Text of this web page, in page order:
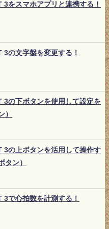
をスマホアプリと連携する！
の文字盤を変更する！
3の下ボタンを使用して設定を
）
3の上ボタンを活用して操作す
タン）
で心拍数を計測する！